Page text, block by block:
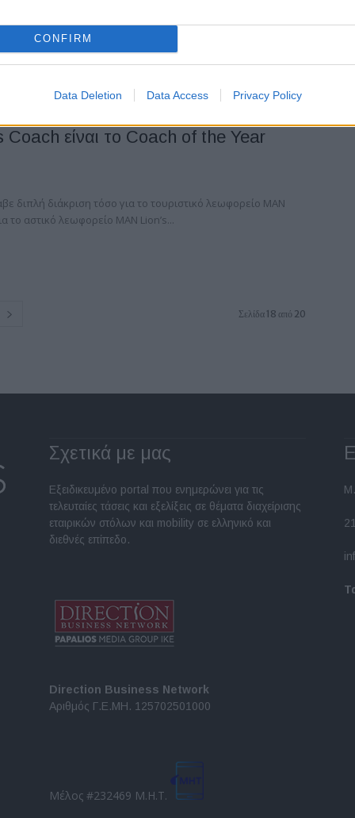
CONFIRM
Data Deletion Data Access Privacy Policy
του FLEET BUSINESS, του περιοδικού που καταγράφει τον
αυτοκινήτων και της κινητικότητας, τόσο στη
Coach είναι το Coach of the Year
διπλή διάκριση τόσο για το τουριστικό λεωφορείο MAN
το αστικό λεωφορείο MAN Lion’s...
Σελίδα 18 από 20
Σχετικά με μας
Εξειδικευμένο portal που ενημερώνει για τις
τελευταίες τάσεις και εξελίξεις σε θέματα διαχείρισης
εταιρικών στόλων και mobility σε ελληνικό και
διεθνές επίπεδο.
Direction Business Network
Αριθμός Γ.Ε.ΜΗ. 125702501000
Μέλος #232469 Μ.Η.Τ.